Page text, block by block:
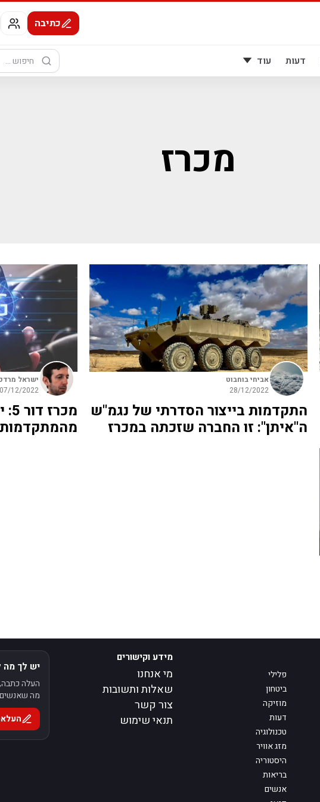
כתיבה
דעות עוד
חיפוש:
מכרז
אביחי בוחבוט
28/12/2022
התקדמות בייצור הסדרתי של נגמ"ש
ה"איתן": זו החברה שזכתה במכרז
ישראל
07/12/2022
מהמתקדמות
פלילי
ביטחון
מוזיקה
דעות
טכנולוגיה
מזג אוויר
היסטוריה
בריאות
אנשים
מידע וקישורים
מי אנחנו
שאלות ותשובות
צור קשר
תנאי שימוש
יש לך מה
העלה
מה שאנשים